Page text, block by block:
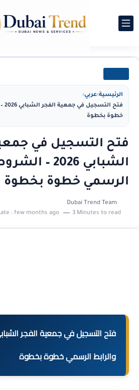
الرئيسية›عربي›
خطوة بخطوة
فتح التسجيل في
الشبابي 2026
الرسمي خطوة بخطوة
Dubai Trend Team
:
few months ago 3 Minutes to read
والرابط الرسمي خطوة بخطوة